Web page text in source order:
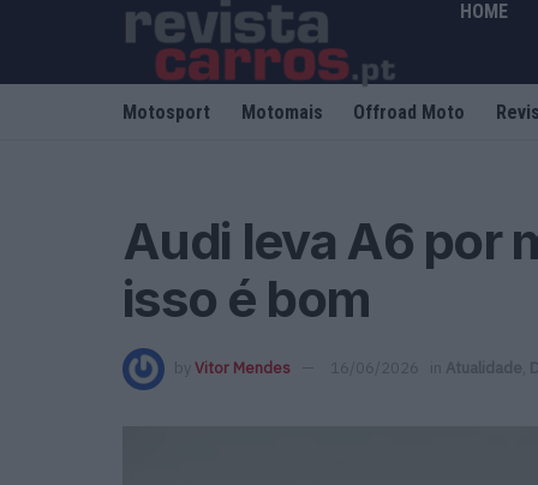
HOME
Motosport Motomais Offroad Moto
Audi leva A6 por
isso é bom
by Vitor Mendes 16/06/2026 in Atualidade